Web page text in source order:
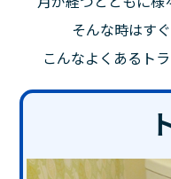
そんな時はす
こんなよくあるト